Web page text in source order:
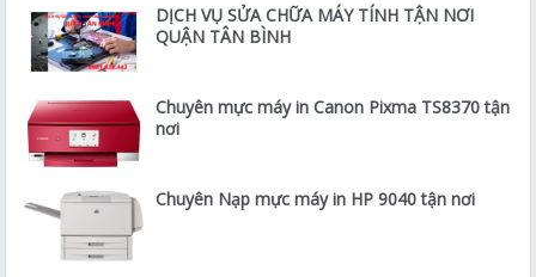
DỊCH VỤ SỬA CHỮA MÁY TÍNH TẬN NƠI
QUẬN TÂN BÌNH
Chuyên mực máy in Canon Pixma TS8370 tận
nơi
Chuyên Nạp mực máy in HP 9040 tận nơi